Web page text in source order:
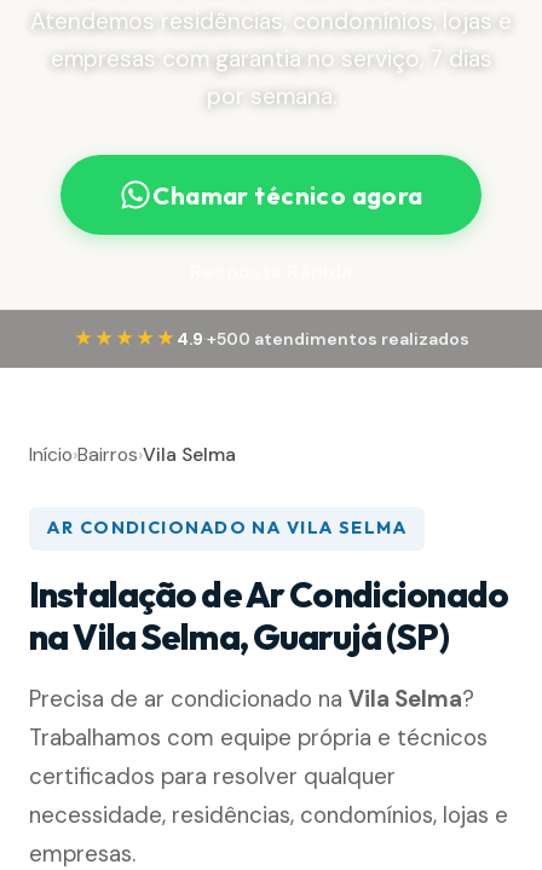
Atendemos residências, condomínios, lojas e
empresas com garantia no serviço, 7 dias
por semana.
Chamar técnico agora
★★★★★ 4.9·+500 atendimentos realizados
Início›Bairros›Vila Selma
AR CONDICIONADO NA VILA SELMA
Instalação de Ar Condicionado
na Vila Selma, Guarujá (SP)
Precisa de ar condicionado na Vila Selma?
Trabalhamos com equipe própria e técnicos
certificados para resolver qualquer
necessidade, residências, condomínios, lojas e
empresas.